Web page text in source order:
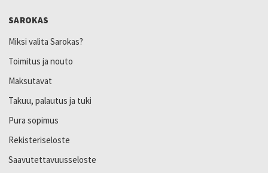
SAROKAS
Miksi valita Sarokas?
Toimitus ja nouto
Maksutavat
Takuu, palautus ja tuki
Pura sopimus
Rekisteriseloste
Saavutettavuusseloste